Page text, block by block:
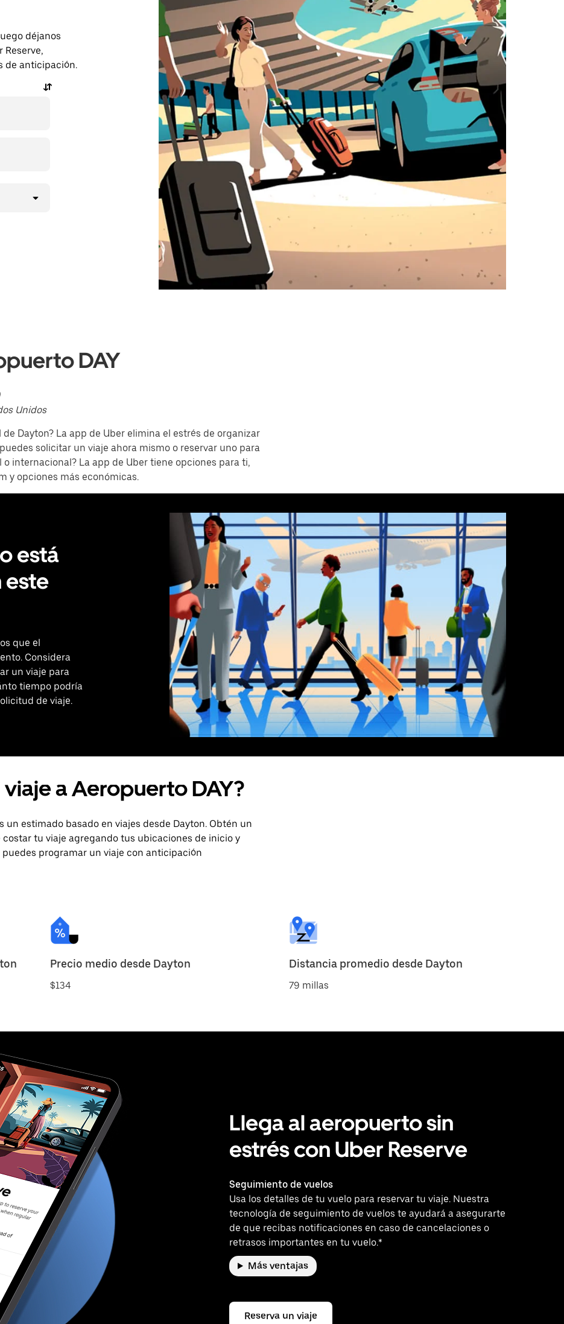
déjanos
Reserve,
de anticipación.
DAY
Unidos
Dayton? La app de Uber elimina el estrés de organizar
solicitar un viaje ahora mismo o reservar uno para
internacional? La app de Uber tiene opciones para ti,
y opciones más económicas.
está
este
que el
Considera
un viaje para
tiempo podría
de viaje.
a Aeropuerto DAY?
estimado basado en viajes desde Dayton. Obtén un
tu viaje agregando tus ubicaciones de inicio y
programar un viaje con anticipación
Precio medio desde Dayton
$134
Distancia promedio desde Dayton
79 millas
Llega al aeropuerto sin
estrés con Uber Reserve
Seguimiento de vuelos
Usa los detalles de tu vuelo para reservar tu viaje. Nuestra
tecnología de seguimiento de vuelos te ayudará a asegurarte
de que recibas notificaciones en caso de cancelaciones o
retrasos importantes en tu vuelo.*
Más ventajas
Reserva un viaje